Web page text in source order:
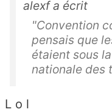
alexf a écrit
"Convention
pensais que
étaient sous
nationale des
L o l